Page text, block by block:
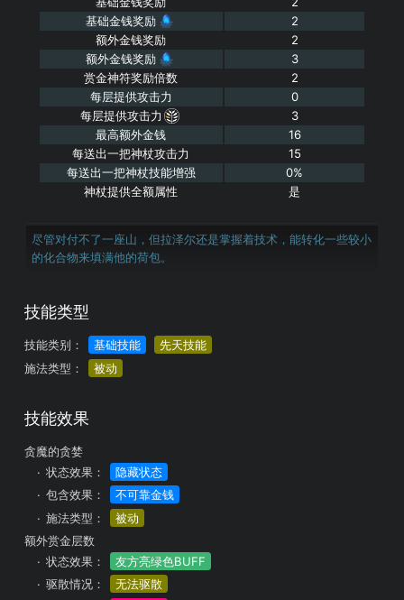
基础金钱奖励
2
额外金钱奖励
2
额外金钱奖励
3
赏金神符奖励倍数
2
每层提供攻击力
0
每层提供攻击力
3
最高额外金钱
16
每送出一把神杖攻击力
15
每送出一把神杖技能增强
0%
神杖提供全额属性
是
尽管对付不了一座山，但拉泽尔还是掌握着技术，能转化一些较小
的化合物来填满他的荷包。
技能类型
技能类别： 基础技能
先天技能
施法类型：
被动
技能效果
贪魔的贪婪
状态效果：
隐藏状态
包含效果：
不可靠金钱
施法类型：
被动
额外赏金层数
状态效果：
友方亮绿色BUFF
驱散情况：
无法驱散